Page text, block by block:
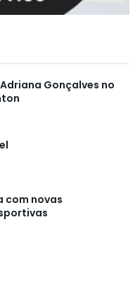
Gonçalves no
com novas